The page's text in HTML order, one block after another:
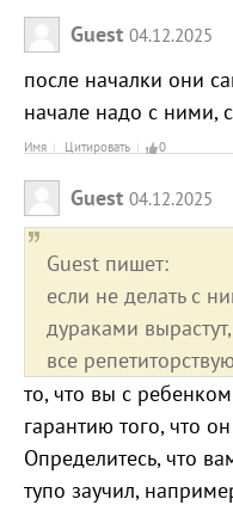
Guest 04.12.2025
после началки они
начале надо с ними,
Имя Цитировать 0
Guest 04.12.2025
Guest пишет:
если не делать с
дураками
все
то, что вы с
гарантию того, что
Определитесь, что
тупо заучил,